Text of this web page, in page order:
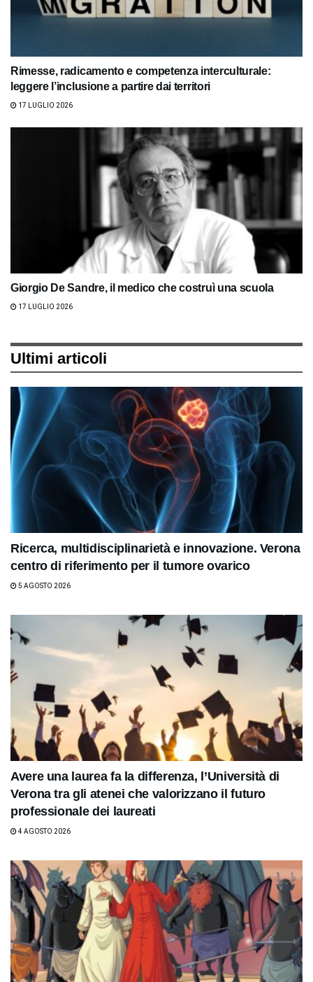
Rimesse, radicamento e competenza interculturale:
leggere l’inclusione a partire dai territori
17 LUGLIO 2026
Giorgio De Sandre, il medico che costruì una scuola
17 LUGLIO 2026
Ultimi articoli
Ricerca, multidisciplinarietà e innovazione. Verona
centro di riferimento per il tumore ovarico
5 AGOSTO 2026
Avere una laurea fa la differenza, l’Università di
Verona tra gli atenei che valorizzano il futuro
professionale dei laureati
4 AGOSTO 2026